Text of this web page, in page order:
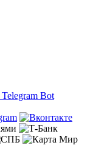
Telegram Bot